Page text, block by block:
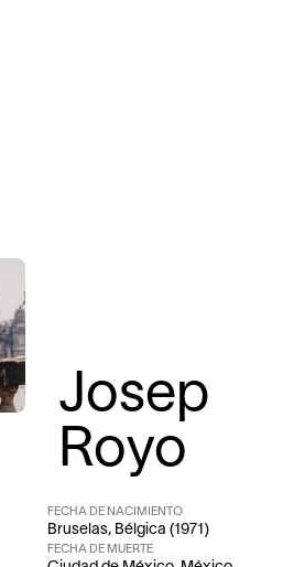
Josep
Royo
FECHA DE NACIMIENTO
Bruselas, Bélgica (1971)
FECHA DE MUERTE